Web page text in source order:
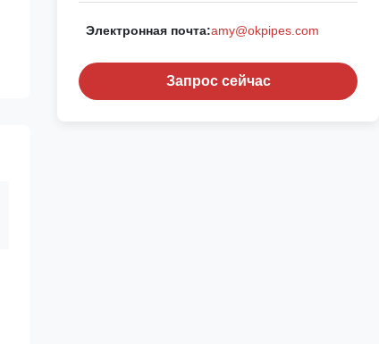
Электронная почта:amy@okpipes.com
Запрос сейчас